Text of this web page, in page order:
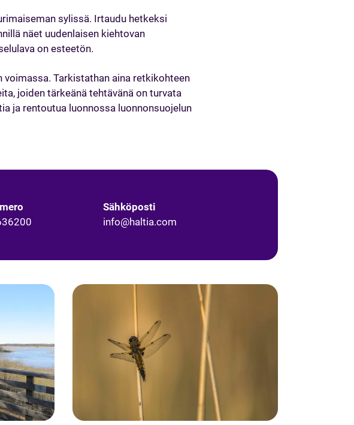
sylissä. Irtaudu hetkeksi
näet uudenlaisen kiehtovan
on esteetön.
Tarkistathan aina retkikohteen
joiden tärkeänä tehtävänä on turvata
ja rentoutua luonnossa luonnonsuojelun
Sähköposti
info@haltia.com